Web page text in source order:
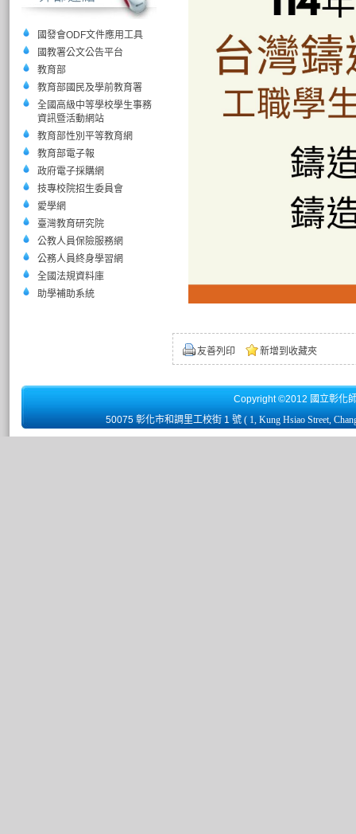
國發會ODF文件應用工具
國教署公文公告平台
教育部
教育部國民及學前教育署
全國高級中等學校學生事務
資訊暨活動網站
教育部性別平等教育網
教育部電子報
政府電子採購網
技專校院招生委員會
愛學網
臺灣教育研究院
公教人員保險服務網
公務人員終身學習網
全國法規資料庫
助學補助系統
友善列印 新增到收藏夾
Copyright ©2012 國立彰化
50075 彰化市和調里工校街 1 號 ( 1, Kung Hsiao Street,